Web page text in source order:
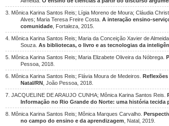
3. Mônica Karina Santos Reis; Lígia Moreno de Moura; Cláudia
Alves; Maria Teresa Freire Costa.A interação ensino-
comunidade , Fortaleza, 2015.
4. Mônica Karina Santos Reis; Maria da Conceição Xavier de
Souza.As bibliotecas, o livro e as tecnologias da
5. Mônica Karina Santos Reis; Maria Elizabete Oliveira da Nóbrega.
Pessoa, 2018.
6. Mônica Karina Santos Reis; Flávia Moura de Medeiros.
Natal/RN , João Pessoa, 2018.
7. JACQUELINE DE ARAUJO CUNHA; Mônica Karina Santos Reis.
Informação no Rio Grande do Norte: uma história tecida
8. Mônica Karina Santos Reis; Mônica Marques Carvalho.
no campo do ensino e da aprendizagem
, Natal, 2019.